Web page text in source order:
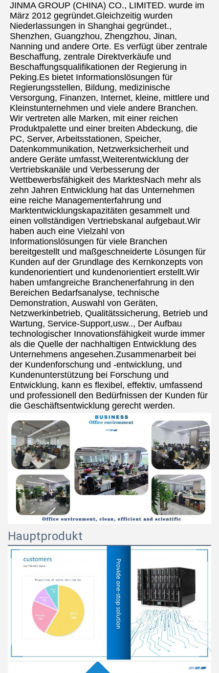
JINMA GROUP (CHINA) CO., LIMITED. wurde im
März 2012 gegründet.Gleichzeitig wurden
Niederlassungen in Shanghai gegründet.,
Shenzhen, Guangzhou, Zhengzhou, Jinan,
Nanning und andere Orte. Es verfügt über zentrale
Beschaffung, zentrale Direktverkäufe und
Beschaffungsqualifikationen der Regierung in
Peking.Es bietet Informationslösungen für
Regierungsstellen, Bildung, medizinische
Versorgung, Finanzen, Internet, kleine, mittlere und
Kleinstunternehmen und viele andere Branchen.
Wir vertreten alle Marken, mit einer reichen
Produktpalette und einer breiten Abdeckung, die
PC, Server, Arbeitsstationen, Speicher,
Datenkommunikation, Netzwerksicherheit und
andere Geräte umfasst,Weiterentwicklung der
Vertriebskanäle und Verbesserung der
Wettbewerbsfähigkeit des MarktesNach mehr als
zehn Jahren Entwicklung hat das Unternehmen
eine reiche Managementerfahrung und
Marktentwicklungskapazitäten gesammelt und
einen vollständigen Vertriebskanal aufgebaut.Wir
haben auch eine Vielzahl von
Informationslösungen für viele Branchen
bereitgestellt und maßgeschneiderte Lösungen für
Kunden auf der Grundlage des Kernkonzepts von
kundenorientiert und kundenorientiert erstellt.Wir
haben umfangreiche Branchenerfahrung in den
Bereichen Bedarfsanalyse, technische
Demonstration, Auswahl von Geräten,
Netzwerkinbetrieb, Qualitätssicherung, Betrieb und
Wartung, Service-Support,usw.., Der Aufbau
technologischer Innovationsfähigkeit wurde immer
als die Quelle der nachhaltigen Entwicklung des
Unternehmens angesehen.Zusammenarbeit bei
der Kundenforschung und -entwicklung, und
Kundenunterstützung bei Forschung und
Entwicklung, kann es flexibel, effektiv, umfassend
und professionell den Bedürfnissen der Kunden für
die Geschäftsentwicklung gerecht werden.
Hauptprodukt